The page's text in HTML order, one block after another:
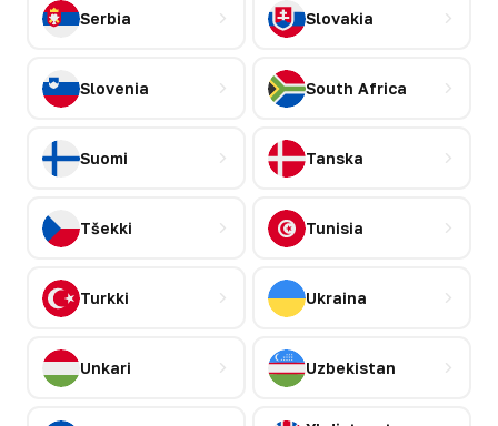
Serbia Slovakia
Slovenia South Africa
Suomi Tanska
Tšekki Tunisia
Turkki Ukraina
Unkari Uzbekistan